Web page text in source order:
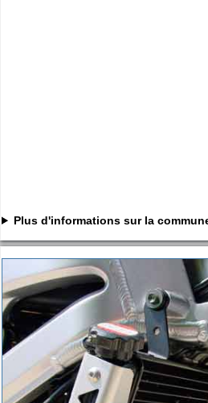
Plus d'informations sur la